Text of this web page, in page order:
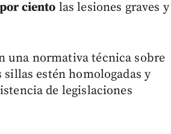
ciento las lesiones graves y
una normativa técnica sobre
estén homologadas y
de legislaciones